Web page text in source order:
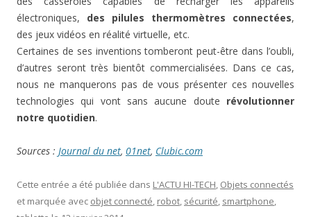
électroniques, des pilules thermomètres connectées,
des jeux vidéos en réalité virtuelle, etc.
Certaines de ses inventions tomberont peut-être dans l’oubli,
d’autres seront très bientôt commercialisées. Dans ce cas,
nous ne manquerons pas de vous présenter ces nouvelles
technologies qui vont sans aucune doute révolutionner
notre quotidien.
Sources : Journal du net, 01net, Clubic.com
Cette entrée a été publiée dans L'ACTU HI-TECH, Objets connectés
et marquée avec objet connecté, robot, sécurité, smartphone,